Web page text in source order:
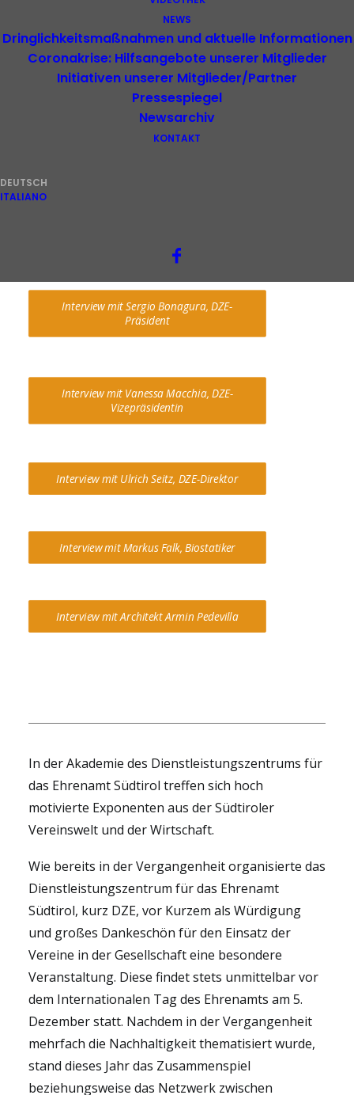
NEWS
Dringlichkeitsmaßnahmen und aktuelle Informationen
Coronakrise: Hilfsangebote unserer Mitglieder
Initiativen unserer Mitglieder/Partner
Pressespiegel
Newsarchiv
KONTAKT
DEUTSCH
ITALIANO
Interview mit Sergio Bonagura, DZE-
Präsident
Interview mit Vanessa Macchia, DZE-
Vizepräsidentin
Interview mit Ulrich Seitz, DZE-Direktor
Interview mit Markus Falk, Biostatiker
Interview mit Architekt Armin Pedevilla
In der Akademie des Dienstleistungszentrums für
das Ehrenamt Südtirol treffen sich hoch
motivierte Exponenten aus der Südtiroler
Vereinswelt und der Wirtschaft.
Wie bereits in der Vergangenheit organisierte das
Dienstleistungszentrum für das Ehrenamt
Südtirol, kurz DZE, vor Kurzem als Würdigung
und großes Dankeschön für den Einsatz der
Vereine in der Gesellschaft eine besondere
Veranstaltung. Diese findet stets unmittelbar vor
dem Internationalen Tag des Ehrenamts am 5.
Dezember statt. Nachdem in der Vergangenheit
mehrfach die Nachhaltigkeit thematisiert wurde,
stand dieses Jahr das Zusammenspiel
beziehungsweise das Netzwerk zwischen